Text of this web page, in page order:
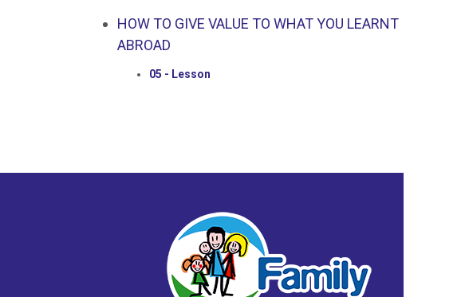
HOW TO GIVE VALUE TO WHAT YOU LEARNT
ABROAD
05 - Lesson